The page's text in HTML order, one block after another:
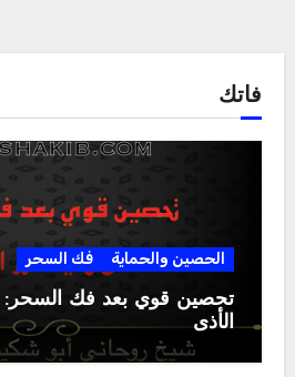
فاتك
الحصين والحماية فك السحر
تحصين قوي بعد فك السحر:
الأذى